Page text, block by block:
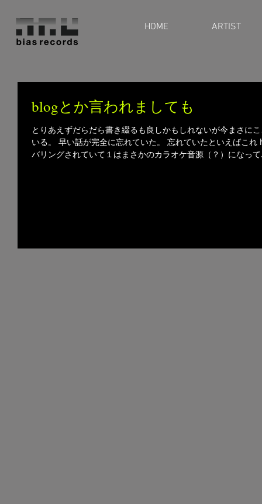
HOME ARTIST
blogとか言われましても
とりあえずだらだら書き綴るも良しかもしれないが今まさに
いる。 早い話が完全に忘れていた。 忘れていたといえばこ
バリングされていて１はまさかのカラオケ音源（？）になっ